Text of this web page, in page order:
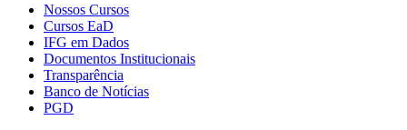
Nossos Cursos
Cursos EaD
IFG em Dados
Documentos Institucionais
Transparência
Banco de Notícias
PGD